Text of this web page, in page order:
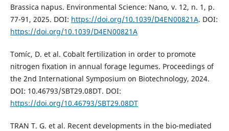
Brassica napus. Environmental Science: Nano, v. 12, n. 1, p.
77-91, 2025. DOI: https://doi.org/10.1039/D4EN00821A. DOI:
https://doi.org/10.1039/D4EN00821A
Tomíc, D. et al. Cobalt fertilization in order to promote
nitrogen fixation in annual forage legumes. Proceedings of
the 2nd International Symposium on Biotechnology, 2024.
DOI: 10.46793/SBT29.08DT. DOI:
https://doi.org/10.46793/SBT29.08DT
TRAN T. G. et al. Recent developments in the bio-mediated